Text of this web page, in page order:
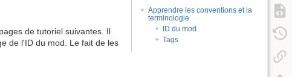
Apprendre les conventions et la
terminologie
ID du mod
Tags
de tutoriel suivantes. Il
de l'ID du mod. Le fait de les